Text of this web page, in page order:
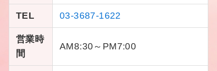
TEL 03-3687-1622
営業時
間
AM8:30～PM7:00